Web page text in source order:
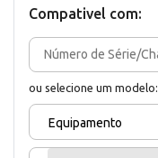
Compativel com:
ou selecione um modelo:
Equipamento